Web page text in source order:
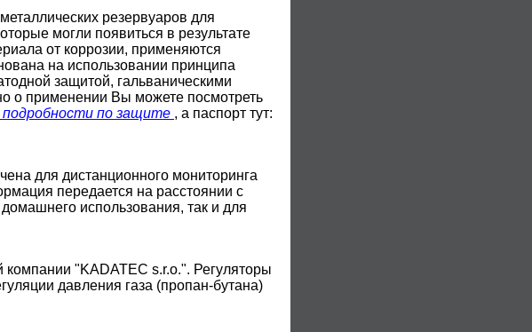
резервуаров для
могли появиться в результате
от коррозии, применяются
на использовании принципа
защитой, гальваническими
о применении Вы можете посмотреть
по защите , а паспорт тут:
для дистанционного мониторинга
передается на расстоянии с
использования, так и для
"KADATEC s.r.o.". Регуляторы
давления газа (пропан-бутана)